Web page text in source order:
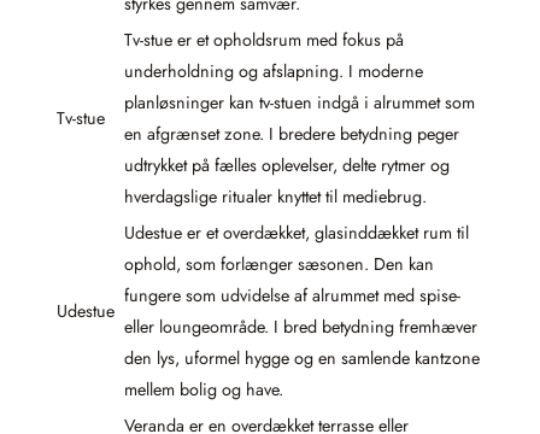
Tv-stue
Tv-stue er et opholdsrum med fokus på
underholdning og afslapning. I moderne
planløsninger kan tv-stuen indgå i alrummet som
en afgrænset zone. I bredere betydning peger
udtrykket på fælles oplevelser, delte rytmer og
hverdagslige ritualer knyttet til mediebrug.
Udestue
Udestue er et overdækket, glasinddækket rum til
ophold, som forlænger sæsonen. Den kan
fungere som udvidelse af alrummet med spise-
eller loungeområde. I bred betydning fremhæver
den lys, uformel hygge og en samlende kantzone
mellem bolig og have.
Veranda er en overdækket terrasse eller